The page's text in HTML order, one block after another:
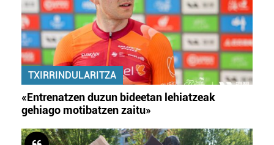
TXIRRINDULARITZA
«Entrenatzen duzun bideetan lehiatzeak
gehiago motibatzen zaitu»